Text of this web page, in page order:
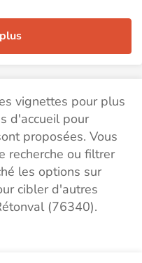
vignettes pour plus
d'accueil pour
proposées. Vous
recherche ou filtrer
les options sur
cibler d'autres
(76340).